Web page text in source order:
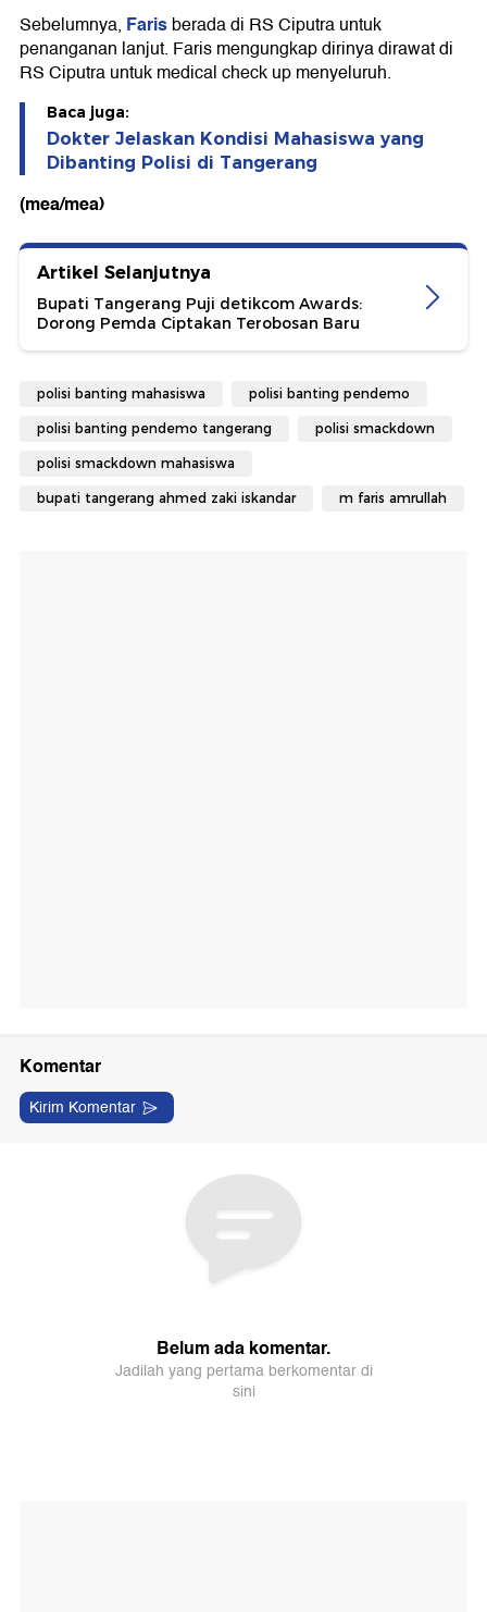
Sebelumnya, Farisberada di RS Ciputra untuk
penanganan lanjut. Faris mengungkap dirinya dirawat di
RS Ciputra untuk medical check up menyeluruh.
Baca juga:
Dokter Jelaskan Kondisi Mahasiswa yang
Dibanting Polisi di Tangerang
(mea/mea)
Artikel Selanjutnya
Bupati Tangerang Puji detikcom Awards:
Dorong Pemda Ciptakan Terobosan Baru
polisi banting mahasiswa polisi banting pendemo
polisi banting pendemo tangerang polisi smackdown
polisi smackdown mahasiswa
bupati tangerang ahmed zaki iskandar m faris amrullah